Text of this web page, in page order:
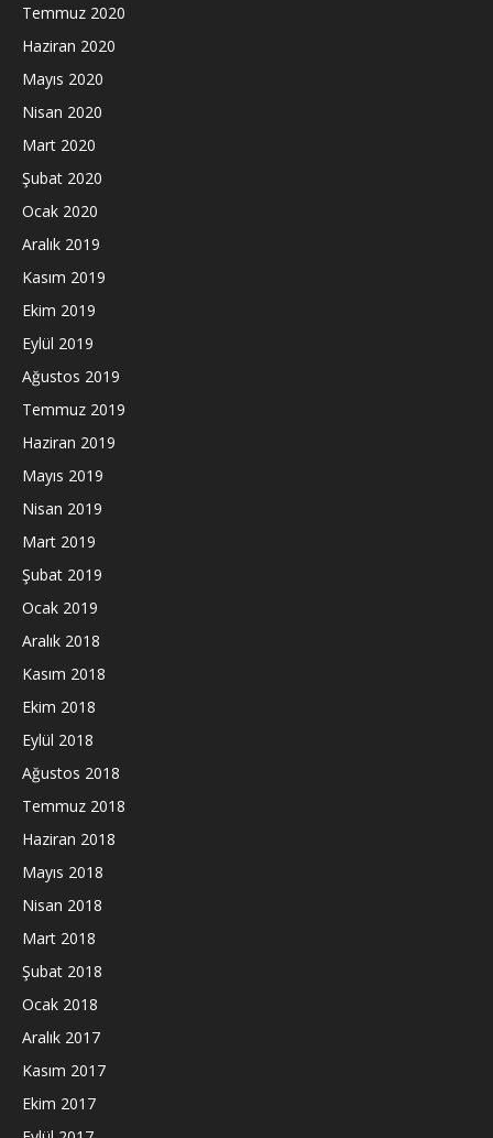
Temmuz 2020
Haziran 2020
Mayıs 2020
Nisan 2020
Mart 2020
Şubat 2020
Ocak 2020
Aralık 2019
Kasım 2019
Ekim 2019
Eylül 2019
Ağustos 2019
Temmuz 2019
Haziran 2019
Mayıs 2019
Nisan 2019
Mart 2019
Şubat 2019
Ocak 2019
Aralık 2018
Kasım 2018
Ekim 2018
Eylül 2018
Ağustos 2018
Temmuz 2018
Haziran 2018
Mayıs 2018
Nisan 2018
Mart 2018
Şubat 2018
Ocak 2018
Aralık 2017
Kasım 2017
Ekim 2017